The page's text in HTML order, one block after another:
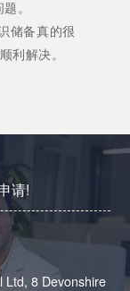
。
储备真的很
利解决。
请!
Ltd, 8 Devonshire